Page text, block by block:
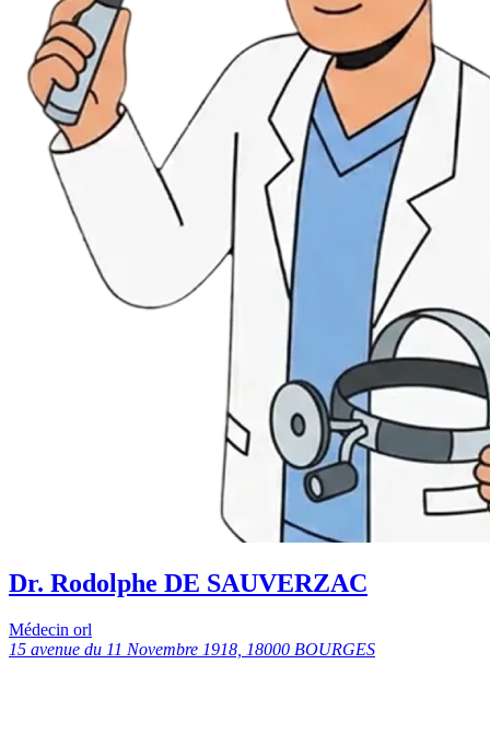
Dr. Rodolphe DE SAUVERZAC
Médecin orl
15 avenue du 11 Novembre 1918, 18000 BOURGES